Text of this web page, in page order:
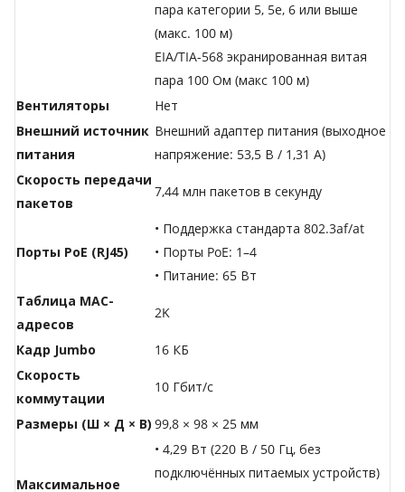
пара категории 5, 5e, 6 или выше
(макс. 100 м)
EIA/TIA-568 экранированная витая
пара 100 Ом (макс 100 м)
Вентиляторы
Нет
Внешний источник
питания
Внешний адаптер питания (выходное
напряжение: 53,5 В / 1,31 А)
Скорость передачи
пакетов
7,44 млн пакетов в секунду
Порты PoE (RJ45)
• Поддержка стандарта 802.3af/at
• Порты PoE: 1–4
• Питание: 65 Вт
Таблица MAC-
адресов
2K
Кадр Jumbo
16 КБ
Скорость
коммутации
10 Гбит/с
Размеры (Ш × Д × В) 99,8 × 98 × 25 мм
Максимальное
• 4,29 Вт (220 В / 50 Гц, без
подключённых питаемых устройств)